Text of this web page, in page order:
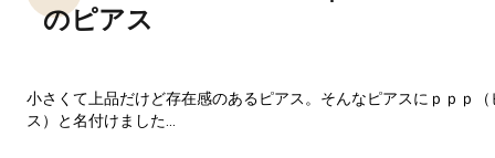
のピアス
小さくて上品だけど存在感のあるピアス。そんなピアスにｐｐｐ
ス）と名付けました...